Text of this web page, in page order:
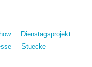
Dienstagsprojekt
Stuecke